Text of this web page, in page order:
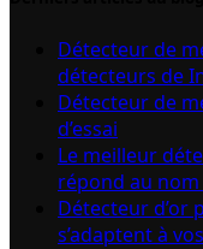
Détecteur de
détecteurs de
Détecteur de
d’essai
Le meilleur
répond au
Détecteur d’or
s’adaptent à